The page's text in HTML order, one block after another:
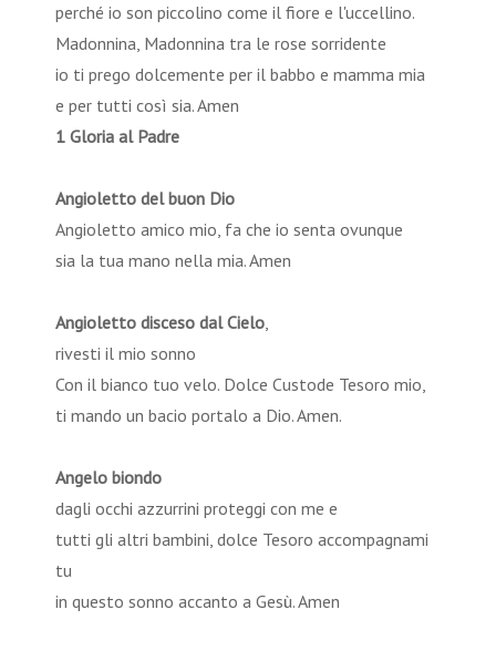
perché io son piccolino come il fiore e l'uccellino.
Madonnina, Madonnina tra le rose sorridente
io ti prego dolcemente per il babbo e mamma mia
e per tutti così sia. Amen
1 Gloria al Padre
Angioletto del buon Dio
Angioletto amico mio, fa che io senta ovunque
sia la tua mano nella mia. Amen
Angioletto disceso dal Cielo,
rivesti il mio sonno
Con il bianco tuo velo. Dolce Custode Tesoro mio,
ti mando un bacio portalo a Dio. Amen.
Angelo biondo
dagli occhi azzurrini proteggi con me e
tutti gli altri bambini, dolce Tesoro accompagnami
tu
in questo sonno accanto a Gesù. Amen